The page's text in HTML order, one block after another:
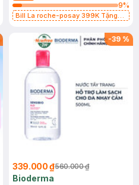
9%
Bill La roche-posay 399K Tặng
(SL có hạn)
-39 %
339.000 ₫560.000 ₫
Bioderma